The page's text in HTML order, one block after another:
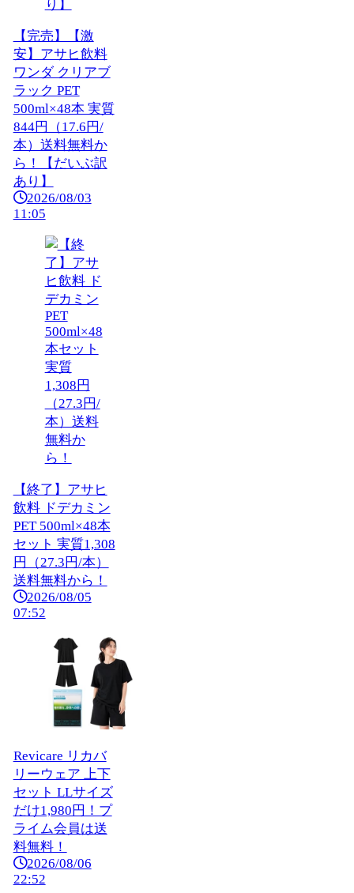
【完売】【激
安】アサヒ飲料
ワンダ クリアブ
ラック PET
500ml×48本 実質
844円（17.6円/
本）送料無料か
ら！【だいぶ訳
あり】
2026/08/03
11:05
【終了】アサヒ
飲料 ドデカミン
PET 500ml×48本
セット 実質1,308
円（27.3円/本）
送料無料から！
2026/08/05
07:52
Revicare リカバ
リーウェア 上下
セット LLサイズ
だけ1,980円！プ
ライム会員は送
料無料！
2026/08/06
22:52